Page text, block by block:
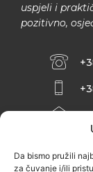
Da bismo pružili
za čuvanje i/ili
uspjeli i
pozitivno,